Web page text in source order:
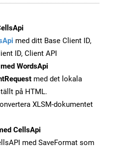
med ditt Base Client ID,
ID, Client API
WordsApi
med det lokala
på HTML.
XLSM-dokumentet
CellsApi
med SaveFormat som